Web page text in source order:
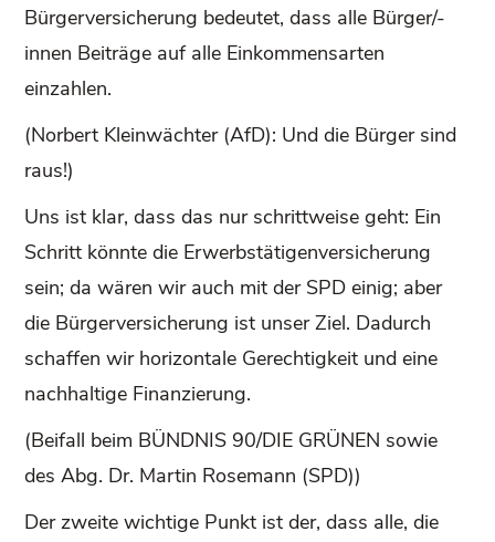
Bürgerversicherung bedeutet, dass alle Bürger/-
innen Beiträge auf alle Einkommensarten
einzahlen.
(Norbert Kleinwächter (AfD): Und die Bürger sind
raus!)
Uns ist klar, dass das nur schrittweise geht: Ein
Schritt könnte die Erwerbstätigenversicherung
sein; da wären wir auch mit der SPD einig; aber
die Bürgerversicherung ist unser Ziel. Dadurch
schaffen wir horizontale Gerechtigkeit und eine
nachhaltige Finanzierung.
(Beifall beim BÜNDNIS 90/DIE GRÜNEN sowie
des Abg. Dr. Martin Rosemann (SPD))
Der zweite wichtige Punkt ist der, dass alle, die